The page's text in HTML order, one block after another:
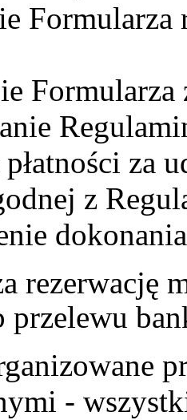
Formularza
za
z
rezerwację
przelewu
-